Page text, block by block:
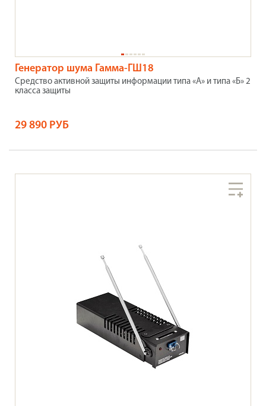
Генератор шума Гамма-ГШ18
Средство активной защиты информации типа «А» и типа «Б» 2
класса защиты
29 890 РУБ